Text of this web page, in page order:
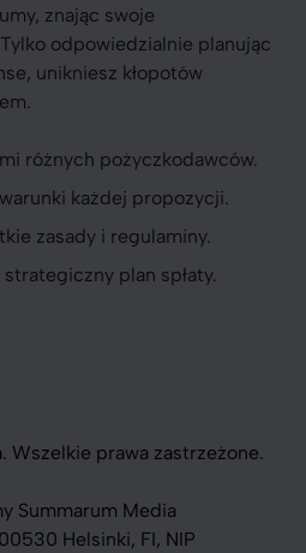
znając swoje
odpowiedzialnie planując
unikniesz kłopotów
różnych pożyczkodawców.
każdej propozycji.
zasady i regulaminy.
plan spłaty.
Wszelkie prawa zastrzeżone.
Summarum Media
Helsinki, FI, NIP